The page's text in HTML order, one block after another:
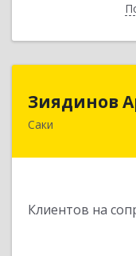
Зиядинов
Саки
Клиентов на